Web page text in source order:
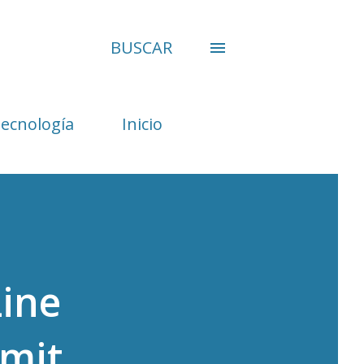
BUSCAR
Inicio